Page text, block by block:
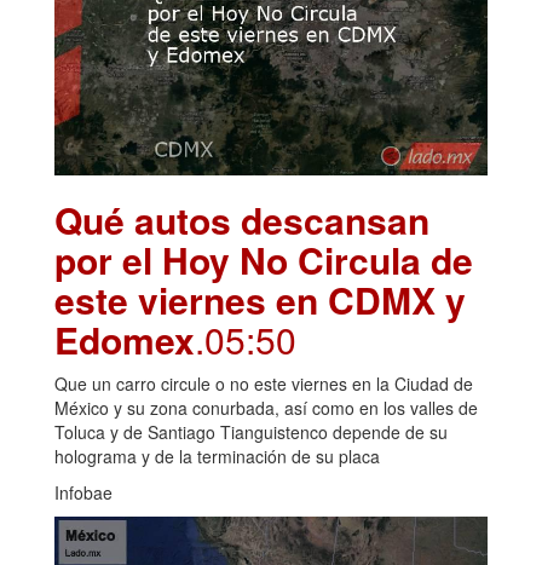
Qué autos descansan
por el Hoy No Circula de
este viernes en CDMX y
Edomex.05:50
Que un carro circule o no este viernes en la Ciudad de
México y su zona conurbada, así como en los valles de
Toluca y de Santiago Tianguistenco depende de su
holograma y de la terminación de su placa
Infobae